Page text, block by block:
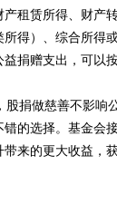
租赁所得、财产
得）、综合所得
捐赠支出，可以
捐做慈善不影响
的选择。基金会
来的更大收益，